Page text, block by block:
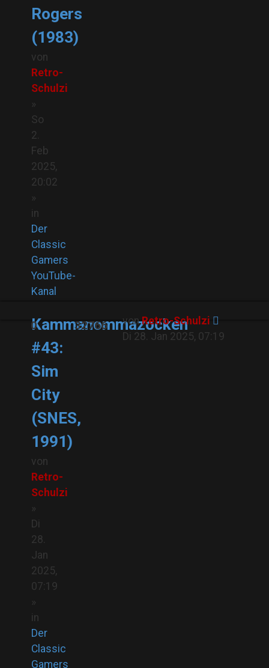
Rogers
(1983)
von
Retro-
Schulzi
»
So
2.
Feb
2025,
20:02
»
in
Der
Classic
Gamers
YouTube-
Kanal
Kammanommazocken
#43:
Sim
City
(SNES,
1991)
von
Retro-
Schulzi
»
Di
28.
Jan
2025,
07:19
»
in
Der
Classic
Gamers
0 32766 vonRetro-Schulzi
Di 28. Jan 2025, 07:19